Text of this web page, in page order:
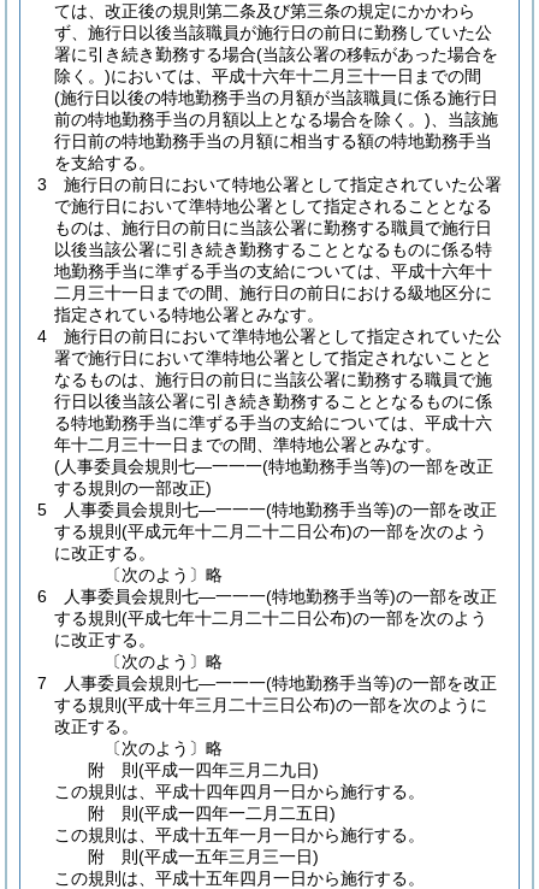
ては、改正後の規則第二条及び第三条の規定にかかわら
ず、施行日以後当該職員が施行日の前日に勤務していた公
署に引き続き勤務する場合(当該公署の移転があった場合を
除く。)においては、平成十六年十二月三十一日までの間
(施行日以後の特地勤務手当の月額が当該職員に係る施行日
前の特地勤務手当の月額以上となる場合を除く。) 、当該施
行日前の特地勤務手当の月額に相当する額の特地勤務手当
を支給する。
3
施行日の前日において特地公署として指定されていた公署
で施行日において準特地公署として指定されることとなる
ものは、施行日の前日に当該公署に勤務する職員で施行日
以後当該公署に引き続き勤務することとなるものに係る特
地勤務手当に準ずる手当の支給については、平成十六年十
二月三十一日までの間、施行日の前日における級地区分に
指定されている特地公署とみなす。
4
施行日の前日において準特地公署として指定されていた公
署で施行日において準特地公署として指定されないことと
なるものは、施行日の前日に当該公署に勤務する職員で施
行日以後当該公署に引き続き勤務することとなるものに係
る特地勤務手当に準ずる手当の支給については、平成十六
年十二月三十一日までの間、準特地公署とみなす。
(人事委員会規則七―一一一(特地勤務手当等)の一部を改正
する規則の一部改正)
5
人事委員会規則七―一一一(特地勤務手当等)の一部を改正
する規則 (平成元年十二月二十二日公布)の一部を次のよう
に改正する。
〔次のよう〕略
6
人事委員会規則七―一一一(特地勤務手当等)の一部を改正
する規則 (平成七年十二月二十二日公布)の一部を次のよう
に改正する。
〔次のよう〕略
7
人事委員会規則七―一一一(特地勤務手当等)の一部を改正
する規則 (平成十年三月二十三日公布)の一部を次のように
改正する。
〔次のよう〕略
附 則(平成一四年三月二九日)
この規則は、平成十四年四月一日から施行する。
附 則(平成一四年一二月二五日)
この規則は、平成十五年一月一日から施行する。
附 則(平成一五年三月三一日)
この規則は、平成十五年四月一日から施行する。